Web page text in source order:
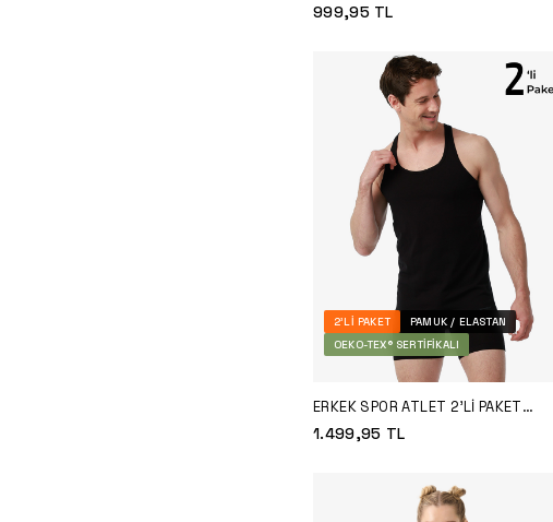
999,95TL
2'LI PAKET
PAMUK / ELASTAN
OEKO-TEX® SERTIFIKALI
ERKEK SPOR ATLET 2'LI PAKET
TENDER COTTON 9676 - SIYAH
1.499,95 TL